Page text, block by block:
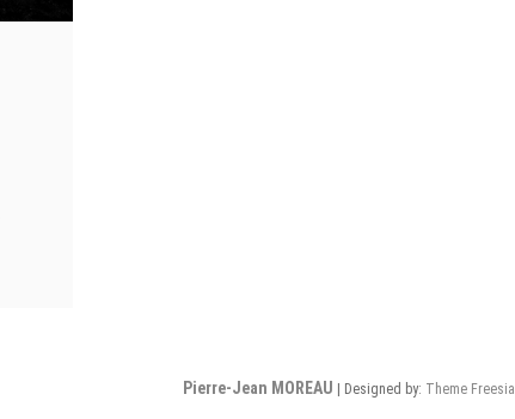
Pierre-Jean MOREAU | Designed by: Theme Freesia